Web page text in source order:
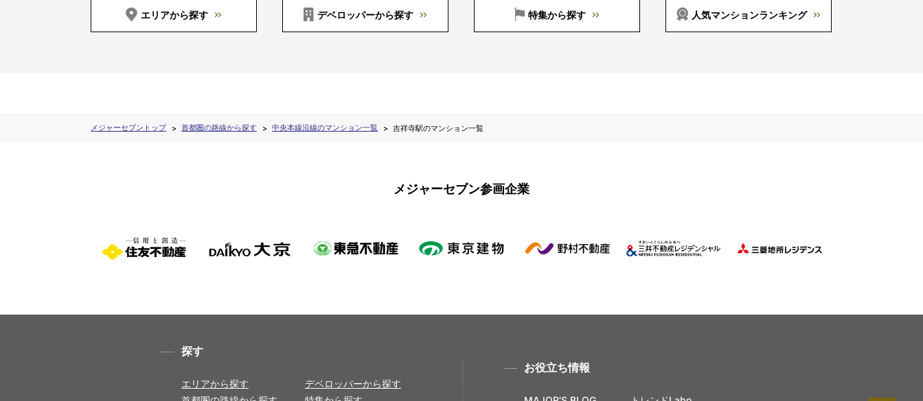
エリアから探す デベロッパーから探す 特集から探す 人気マンションランキング
メジャーセブントップ 首都圏の路線から探す 中央本線沿線のマンション一覧 吉祥寺駅のマンション一覧
メジャーセブン参画企業
探す
エリアから探す
デベロッパーから探す
お役立ち情報